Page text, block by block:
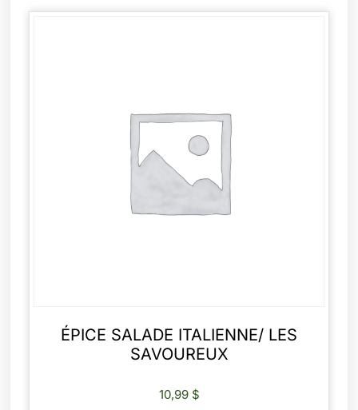
ÉPICE SALADE ITALIENNE/ LES
SAVOUREUX
10,99 $